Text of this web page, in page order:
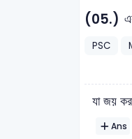
(05.)
PSC
যা জয়
Ans